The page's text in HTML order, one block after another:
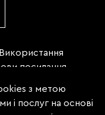
посилання
третього
міститься
з метою
і послуг на основі